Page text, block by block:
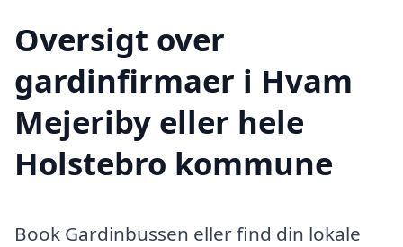
Oversigt over
gardinfirmaer i Hvam
Mejeriby eller hele
Holstebro kommune
Book Gardinbussen eller find din lokale